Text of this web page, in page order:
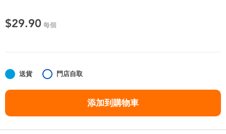
夏日用品
任天堂 Switch
$29.90 每個
送貨 門店自取
添加到購物車